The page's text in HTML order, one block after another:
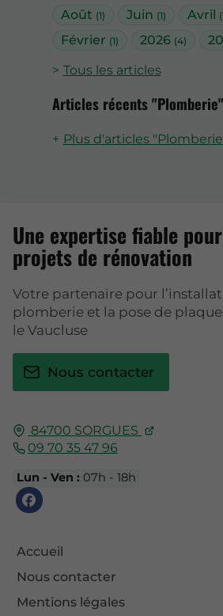
Août (1) Juin (1) Avril
Février (1) 2026 (4)
Tous les articles
Articles récents "Plomberie"
Plus d'articles
84700 SORGUES
09 70 35 47 96
Lun - Ven : 07h - 18h
Accueil
Nous contacter
Mentions légales
Une expertise fiable
projets de rénovation
Votre partenaire pour
plomberie et la pose de
le Vaucluse
Nous contacter